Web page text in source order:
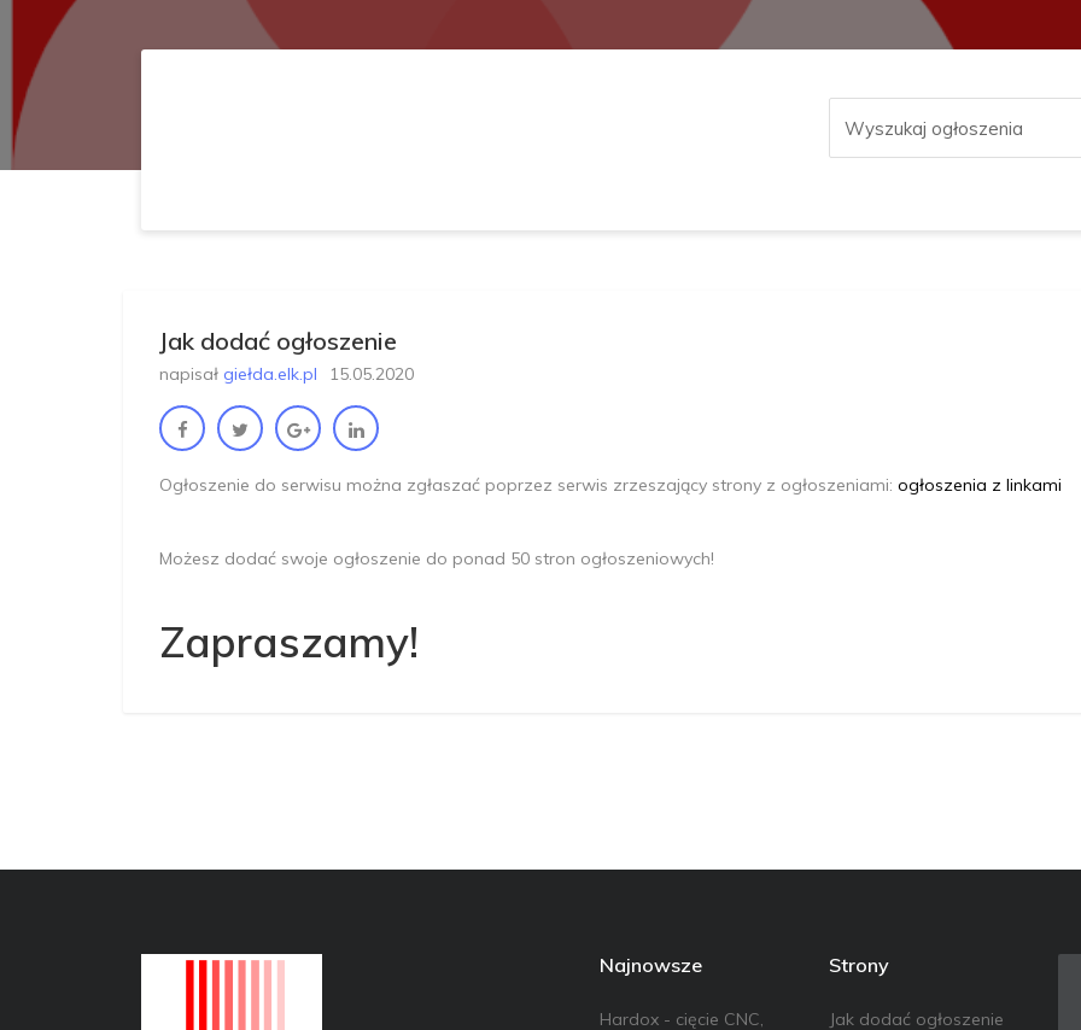
Jak dodać ogłoszenie
napisał giełda.elk.pl 15.05.2020
Ogłoszenie do serwisu można zgłaszać poprzez serwis zrzeszający strony z ogłoszeniami: ogłoszenia z linkami
Możesz dodać swoje ogłoszenie do ponad 50 stron ogłoszeniowych!
Zapraszamy!
Najnowsze
Hardox - cięcie CNC,
Strony
Jak dodać ogłoszenie